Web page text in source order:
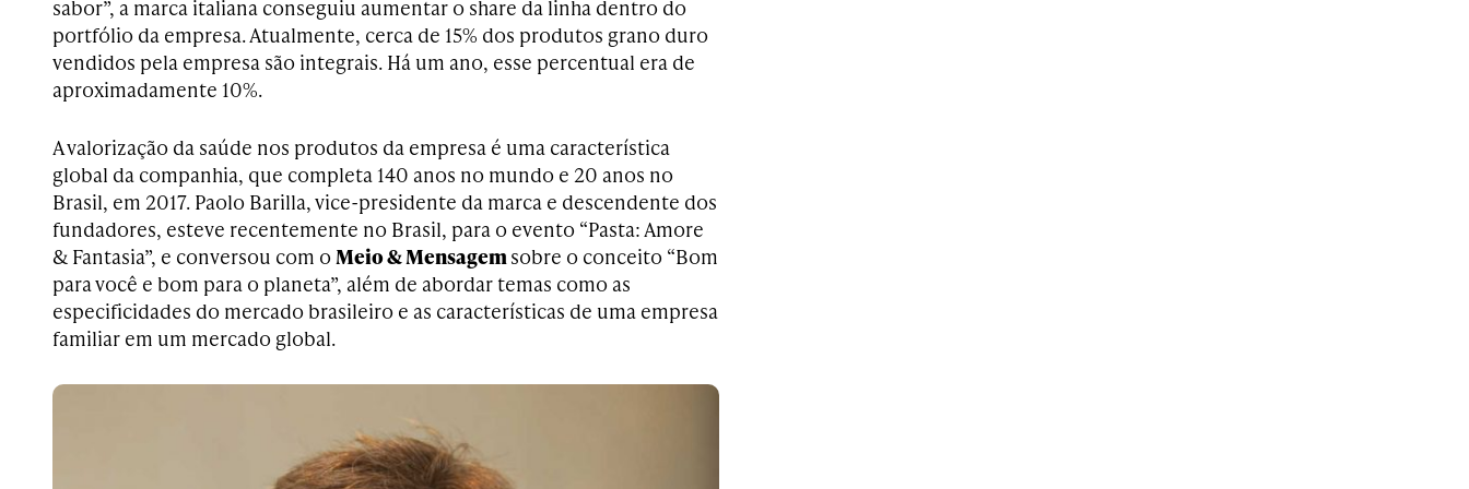
sabor”, a marca italiana conseguiu aumentar o share da linha dentro do
portfólio da empresa. Atualmente, cerca de 15% dos produtos grano duro
vendidos pela empresa são integrais. Há um ano, esse percentual era de
aproximadamente 10%.
A valorização da saúde nos produtos da empresa é uma característica
global da companhia, que completa 140 anos no mundo e 20 anos no
Brasil, em 2017. Paolo Barilla, vice-presidente da marca e descendente dos
fundadores, esteve recentemente no Brasil, para o evento “Pasta: Amore
& Fantasia”, e conversou com o Meio & Mensagemsobre o conceito “Bom
para você e bom para o planeta”, além de abordar temas como as
especificidades do mercado brasileiro e as características de uma empresa
familiar em um mercado global.